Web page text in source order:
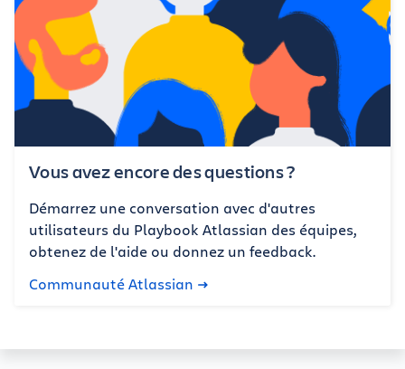
Vous avez encore des questions ?
Démarrez une conversation avec d'autres
utilisateurs du Playbook Atlassian des équipes,
obtenez de l'aide ou donnez un feedback.
Communauté Atlassian